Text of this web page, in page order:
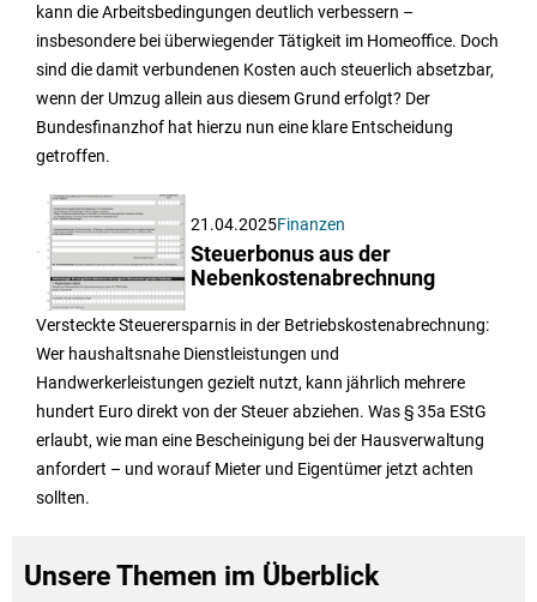
kann die Arbeitsbedingungen deutlich verbessern –
insbesondere bei überwiegender Tätigkeit im Homeoffice. Doch
sind die damit verbundenen Kosten auch steuerlich absetzbar,
wenn der Umzug allein aus diesem Grund erfolgt? Der
Bundesfinanzhof hat hierzu nun eine klare Entscheidung
getroffen.
21.04.2025Finanzen
Steuerbonus aus der
Nebenkostenabrechnung
Versteckte Steuerersparnis in der Betriebskostenabrechnung:
Wer haushaltsnahe Dienstleistungen und
Handwerkerleistungen gezielt nutzt, kann jährlich mehrere
hundert Euro direkt von der Steuer abziehen. Was § 35a EStG
erlaubt, wie man eine Bescheinigung bei der Hausverwaltung
anfordert – und worauf Mieter und Eigentümer jetzt achten
sollten.
Unsere Themen im Überblick